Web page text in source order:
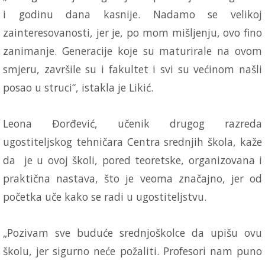
i godinu dana kasnije. Nadamo se velikoj
zainteresovanosti, jer je, po mom mišljenju, ovo fino
zanimanje. Generacije koje su maturirale na ovom
smjeru, završile su i fakultet i svi su većinom našli
posao u struci“, istakla je Likić.
Leona Đorđević, učenik drugog razreda
ugostiteljskog tehničara Centra srednjih škola, kaže
da je u ovoj školi, pored teoretske, organizovana i
praktična nastava, što je veoma značajno, jer od
početka uče kako se radi u ugostiteljstvu.
„Pozivam sve buduće srednjoškolce da upišu ovu
školu, jer sigurno neće požaliti. Profesori nam puno